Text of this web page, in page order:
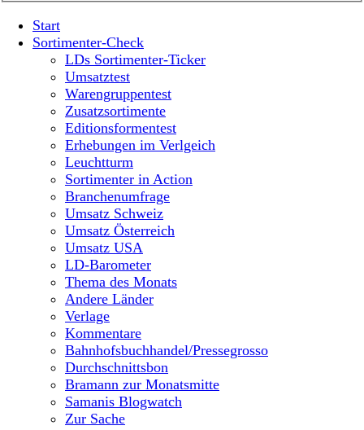
Start
Sortimenter-Check
LDs Sortimenter-Ticker
Umsatztest
Warengruppentest
Zusatzsortimente
Editionsformentest
Erhebungen im Verlgeich
Leuchtturm
Sortimenter in Action
Branchenumfrage
Umsatz Schweiz
Umsatz Österreich
Umsatz USA
LD-Barometer
Thema des Monats
Andere Länder
Verlage
Kommentare
Bahnhofsbuchhandel/Pressegrosso
Durchschnittsbon
Bramann zur Monatsmitte
Samanis Blogwatch
Zur Sache